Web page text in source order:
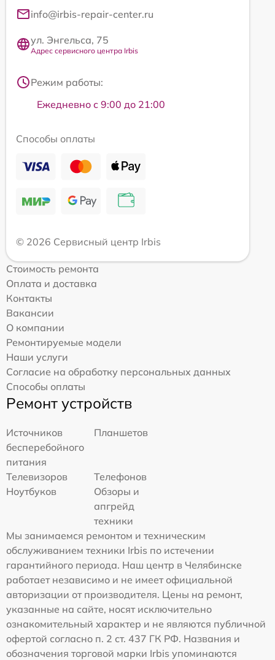
info@irbis-repair-center.ru
ул. Энгельса, 75
Адрес сервисного центра Irbis
Режим работы:
Ежедневно с 9:00 до 21:00
Способы оплаты
© 2026 Сервисный центр Irbis
Стоимость ремонта
Оплата и доставка
Контакты
Вакансии
О компании
Ремонтируемые модели
Наши услуги
Согласие на обработку персональных данных
Способы оплаты
Ремонт устройств
Источников
бесперебойного
питания
Планшетов
Телевизоров
Телефонов
Ноутбуков
Обзоры и
апгрейд
техники
Мы занимаемся ремонтом и техническим
обслуживанием техники Irbis по истечении
гарантийного периода. Наш центр в Челябинске
работает независимо и не имеет официальной
авторизации от производителя. Цены на ремонт,
указанные на сайте, носят исключительно
ознакомительный характер и не являются публичной
офертой согласно п. 2 ст. 437 ГК РФ. Названия и
обозначения торговой марки Irbis упоминаются